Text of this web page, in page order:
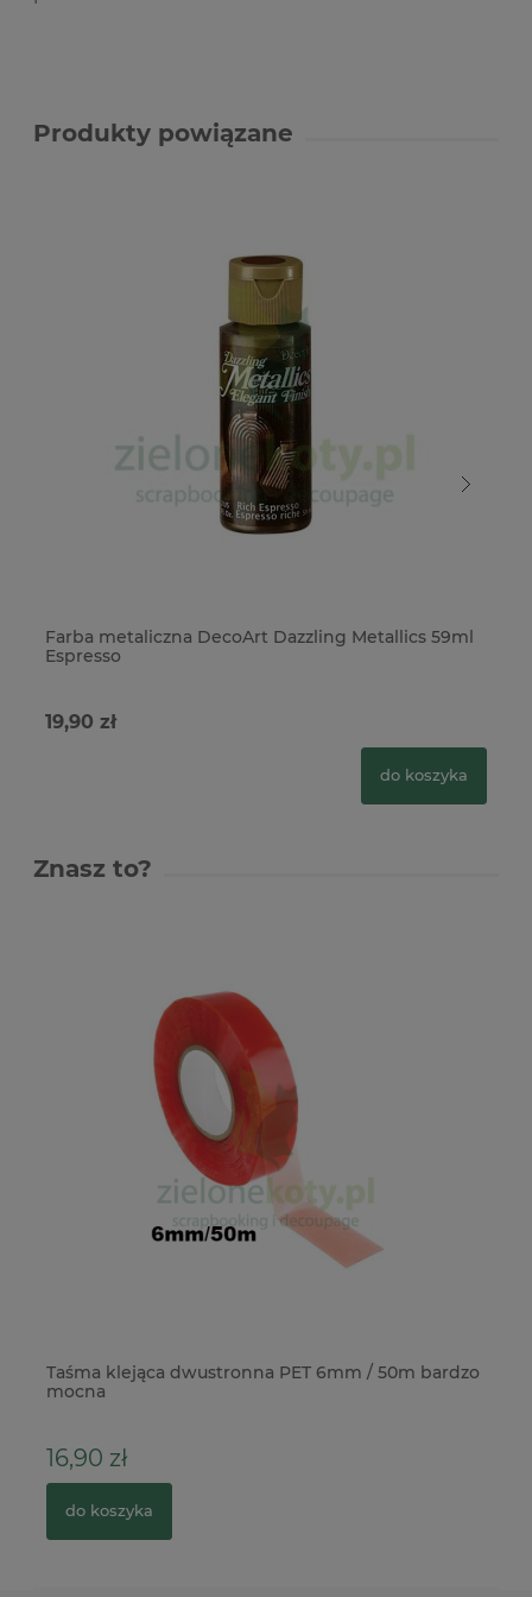
Produkty powiązane
Farba metaliczna DecoArt Dazzling Metallics 59ml
Espresso
19,90 zł
do koszyka
Znasz to?
Taśma klejąca dwustronna PET 6mm / 50m bardzo
mocna
16,90 zł
do koszyka